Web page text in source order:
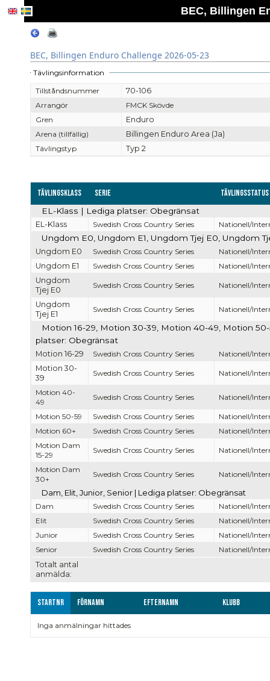
BEC, Billingen
BEC, Billingen Enduro Challenge 2026-05-23
Tävlingsinformation
Tillståndsnummer
70-106
Arrangör
FMCK Skövde
Gren
Enduro
Arena (tillfällig)
Billingen Enduro Area (Ja)
Tävlingstyp
Typ 2
Tävlingsklass Serie Tävlingsstatus
Totalt antal
anmälda:
EL-Klass | Lediga platser: Obegränsat
EL-Klass Swedish Cross Country Series Nationell/
Ungdom E0, Ungdom E1, Ungdom Tjej E0, Ungdom
Ungdom E0 Swedish Cross Country Series
Nationell/
Ungdom E1
Swedish Cross Country Series
Nationell/
Ungdom
Tjej E0
Swedish Cross Country Series Nationell/
Ungdom
Tjej E1
Swedish Cross Country Series Nationell/
Motion 16-29, Motion 30-39, Motion 40-49, Motion
platser: Obegränsat
Motion 16-29 Swedish Cross Country Series
Nationell/
Motion 30-
39
Swedish Cross Country Series Nationell/
Motion 40-
49
Swedish Cross Country Series Nationell/
Motion 50-59 Swedish Cross Country Series
Nationell/
Motion 60+
Swedish Cross Country Series
Nationell/
Motion Dam
15-29
Swedish Cross Country Series Nationell/
Motion Dam
30+
Swedish Cross Country Series Nationell/
Dam, Elit, Junior, Senior | Lediga platser: Obegränsat
Dam Swedish Cross Country Series
Nationell/
Elit
Swedish Cross Country Series
Nationell/
Junior
Swedish Cross Country Series
Nationell/
Senior
Swedish Cross Country Series Nationell/
Startnr Förnamn Efternamn Klubb
Inga anmälningar hittades